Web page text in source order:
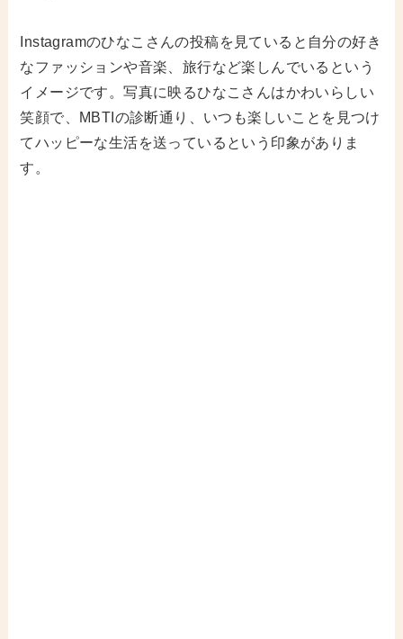
Instagramのひなこさんの投稿を見ていると自分の好き
なファッションや音楽、旅行など楽しんでいるという
イメージです。写真に映るひなこさんはかわいらしい
笑顔で、MBTIの診断通り、いつも楽しいことを見つけ
てハッピーな生活を送っているという印象がありま
す。